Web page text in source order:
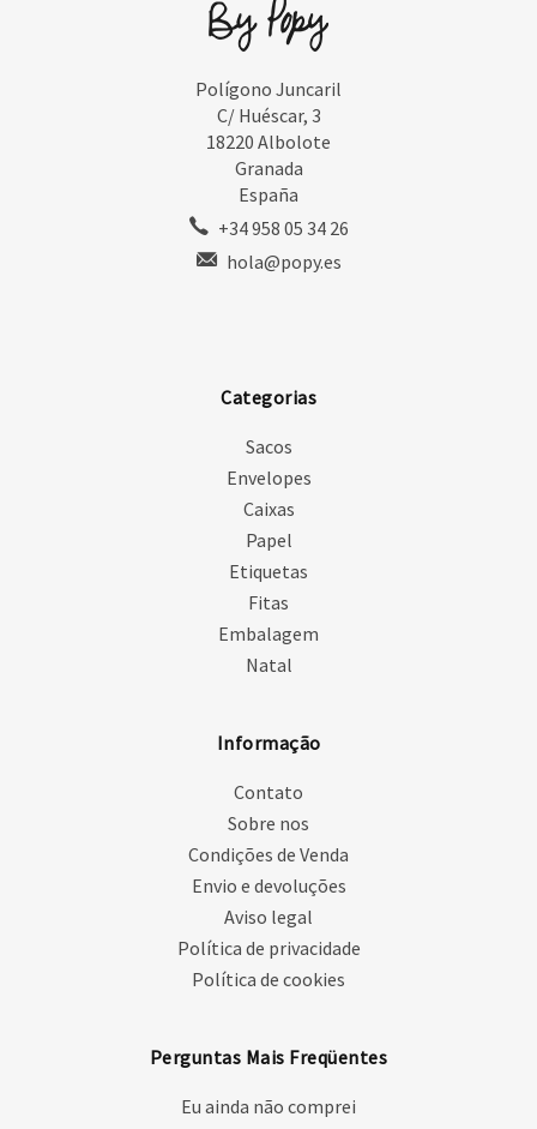
Polígono Juncaril
C/ Huéscar, 3
18220 Albolote
Granada
España
+34 958 05 34 26
hola@popy.es
Categorias
Sacos
Envelopes
Caixas
Papel
Etiquetas
Fitas
Embalagem
Natal
Informação
Contato
Sobre nos
Condições de Venda
Envio e devoluções
Aviso legal
Política de privacidade
Política de cookies
Perguntas Mais Freqüentes
Eu ainda não comprei